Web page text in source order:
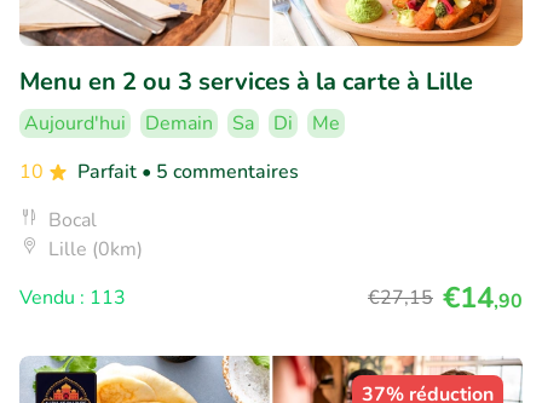
Menu en 2 ou 3 services à la carte à Lille
Aujourd'hui Demain Sa Di
Me
10
Parfait • 5 commentaires
Bocal
Lille (0km)
Vendu : 113
€27,15 €14,90
37% réduction